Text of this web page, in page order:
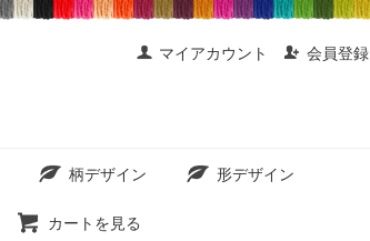
マイアカウント 会員登録
柄デザイン 形デザイン
カートを見る